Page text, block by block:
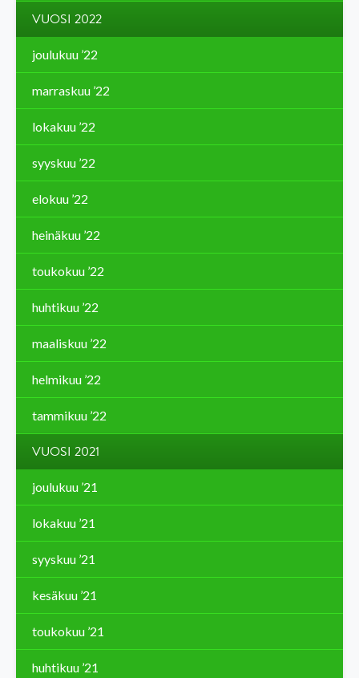
VUOSI 2022
joulukuu ’22
marraskuu ’22
lokakuu ’22
syyskuu ’22
elokuu ’22
heinäkuu ’22
toukokuu ’22
huhtikuu ’22
maaliskuu ’22
helmikuu ’22
tammikuu ’22
VUOSI 2021
joulukuu ’21
lokakuu ’21
syyskuu ’21
kesäkuu ’21
toukokuu ’21
huhtikuu ’21